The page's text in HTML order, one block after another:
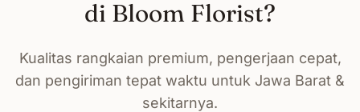
di Bloom Florist?
Kualitas rangkaian premium, pengerjaan cepat,
dan pengiriman tepat waktu untuk Jawa Barat &
sekitarnya.